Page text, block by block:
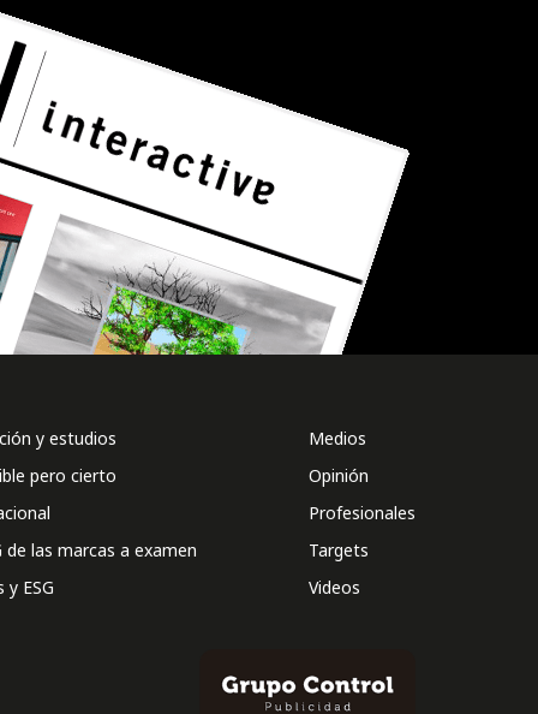
y estudios
pero cierto
de las marcas a examen
y ESG
Medios
Opinión
Profesionales
Targets
Videos